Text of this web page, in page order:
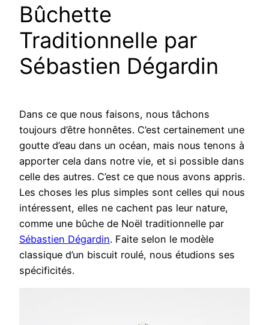
Bûchette
Traditionnelle par
Sébastien Dégardin
Dans ce que nous faisons, nous tâchons
toujours d’être honnêtes. C’est certainement une
goutte d’eau dans un océan, mais nous tenons à
apporter cela dans notre vie, et si possible dans
celle des autres. C’est ce que nous avons appris.
Les choses les plus simples sont celles qui nous
intéressent, elles ne cachent pas leur nature,
comme une bûche de Noël traditionnelle par
Sébastien Dégardin. Faite selon le modèle
classique d’un biscuit roulé, nous étudions ses
spécificités.